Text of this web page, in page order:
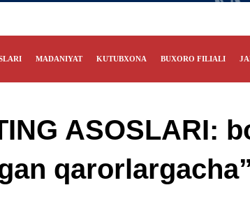
MADANIYAT KUTUBXONA BUXORO FILIALI
ASOSLARI:
qarorlargacha”